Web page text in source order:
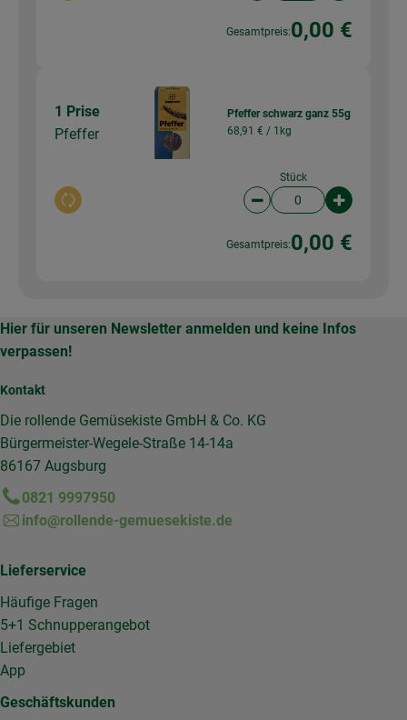
Gesamtpreis:0,00 €
1 Prise
Pfeffer
Auswahl ändern
Pfeffer schwarz ganz 55g
68,91 € / 1kg
Stück
Artikelanzahl
Gesamtpreis:0,00 €
Hier für unseren Newsletter anmelden und keine Infos
verpassen!
Kontakt
Die rollende Gemüsekiste GmbH & Co. KG
Bürgermeister-Wegele-Straße 14-14a
86167 Augsburg
0821 9997950
info@rollende-gemuesekiste.de
Lieferservice
Häufige Fragen
5+1 Schnupperangebot
Liefergebiet
App
Geschäftskunden